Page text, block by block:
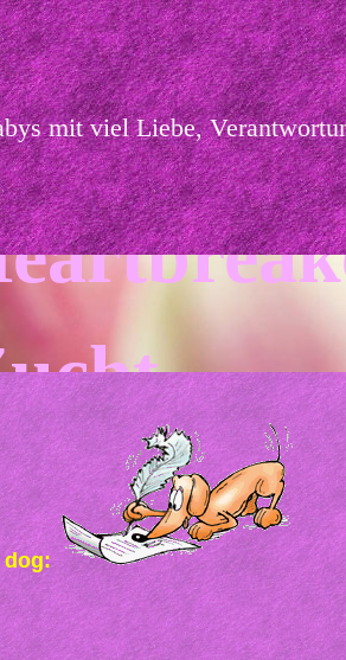
mit viel Liebe,
dog: